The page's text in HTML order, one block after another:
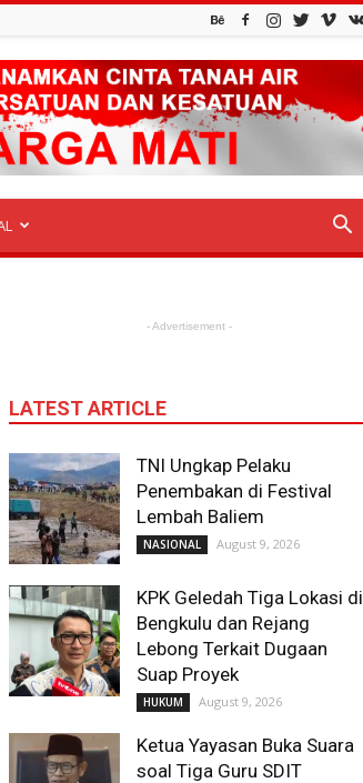
- Advertisement -
LATEST ARTICLE
TNI Ungkap Pelaku
Penembakan di Festival
Lembah Baliem
NASIONAL August 9, 2026
KPK Geledah Tiga Lokasi di
Bengkulu dan Rejang
Lebong Terkait Dugaan
Suap Proyek
HUKUM August 9, 2026
Ketua Yayasan Buka Suara
soal Tiga Guru SDIT